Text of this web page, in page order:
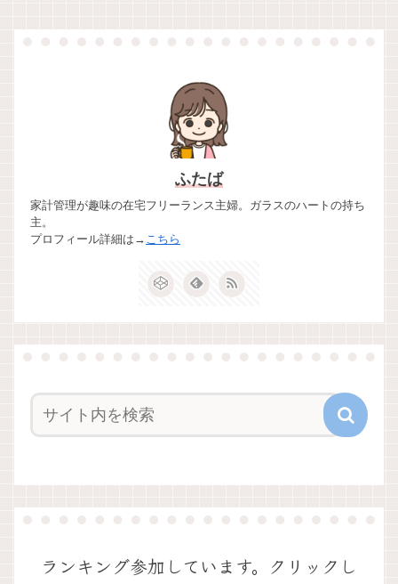
ふたば
家計管理が趣味の在宅フリーランス主婦。ガラスのハートの持ち
主。
プロフィール詳細は→ こちら
ランキング参加しています。クリックし